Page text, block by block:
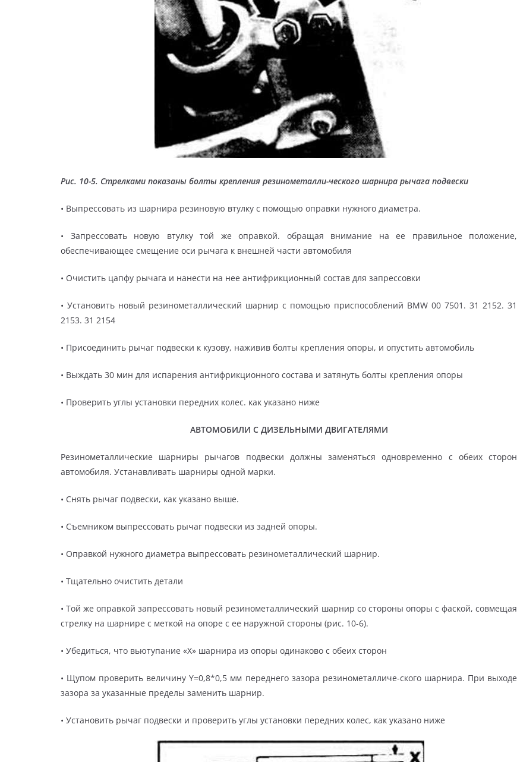
Рис. 10-5. Стрелками показаны болты крепления резинометалли-ческого шарнира рычага подвески
• Выпрессовать из шарнира резиновую втулку с помощью оправки нужного диаметра.
• Запрессовать новую втулку той же оправкой. обращая внимание на ее правильное положение,
обеспечивающее смещение оси рычага к внешней части автомобиля
• Очистить цапфу рычага и нанести на нее антифрикционный состав для запрессовки
• Установить новый резинометаллический шарнир с помощью приспособлений BMW 00 7501. 31 2152. 31
2153. 31 2154
• Присоединить рычаг подвески к кузову, наживив болты крепления опоры, и опустить автомобиль
• Выждать 30 мин для испарения антифрикционного состава и затянуть болты крепления опоры
• Проверить углы установки передних колес. как указано ниже
АВТОМОБИЛИ С ДИЗЕЛЬНЫМИ ДВИГАТЕЛЯМИ
Резинометаллические шарниры рычагов подвески должны заменяться одновременно с обеих сторон
автомобиля. Устанавливать шарниры одной марки.
• Снять рычаг подвески, как указано выше.
• Съемником выпрессовать рычаг подвески из задней опоры.
• Оправкой нужного диаметра выпрессовать резинометаллический шарнир.
• Тщательно очистить детали
• Той же оправкой запрессовать новый резинометаллический шарнир со стороны опоры с фаской, совмещая
стрелку на шарнире с меткой на опоре с ее наружной стороны (рис. 10-6).
• Убедиться, что вьютупание «X» шарнира из опоры одинаково с обеих сторон
• Щупом проверить величину Y=0,8*0,5 мм переднего зазора резинометалличе-ского шарнира. При выходе
зазора за указанные пределы заменить шарнир.
• Установить рычаг подвески и проверить углы установки передних колес, как указано ниже